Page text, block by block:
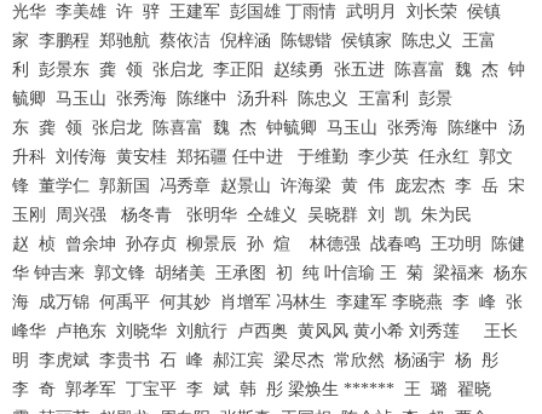
光华 李美雄 许 骍 王建军 彭国雄 丁雨情 武明月 刘长荣 侯镇
家 李鹏程 郑驰航 蔡依洁 倪梓涵 陈锶锴 侯镇家 陈忠义 王富
利 彭景东 龚 领 张启龙 李正阳 赵续勇 张五进 陈喜富 魏 杰 钟
毓卿 马玉山 张秀海 陈继中 汤升科 陈忠义 王富利 彭景
东 龚 领 张启龙 陈喜富 魏 杰 钟毓卿 马玉山 张秀海 陈继中 汤
升科 刘传海 黄安桂 郑拓疆 任中进 于维勤 李少英 任永红 郭文
锋 董学仁 郭新国 冯秀章 赵景山 许海梁 黄 伟 庞宏杰 李 岳 宋
玉刚 周兴强 杨冬青 张明华 仝雄义 吴晓群 刘 凯 朱为民
赵 桢 曾余坤 孙存贞 柳景辰 孙 煊 林德强 战春鸣 王功明 陈健
华 钟吉来 郭文锋 胡绪美 王承图 初 纯 叶信瑜 王 菊 梁福来 杨东
海 成万锦 何禹平 何其妙 肖增军 冯林生 李建军 李晓燕 李 峰 张
峰华 卢艳东 刘晓华 刘航行 卢西奥 黄风风 黄小希 刘秀莲 王长
明 李虎斌 李贵书 石 峰 郝江宾 梁尽杰 常欣然 杨涵宇 杨 彤
李 奇 郭孝军 丁宝平 李 斌 韩 彤 梁焕生 ****** 王 璐 翟晓